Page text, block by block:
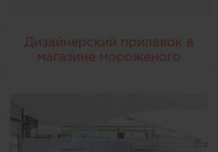
Дизайнерский прилавок в
магазине мороженого